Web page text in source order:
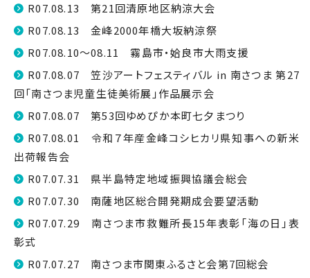
R07.08.13 第21回清原地区納涼大会
R07.08.13 金峰2000年橋大坂納涼祭
R07.08.10～08.11 霧島市・姶良市大雨支援
R07.08.07 笠沙アートフェスティバル in 南さつま 第27
回「南さつま児童生徒美術展」作品展示会
R07.08.07 第53回ゆめぴか本町七夕まつり
R07.08.01 令和７年産金峰コシヒカリ県知事への新米
出荷報告会
R07.07.31 県半島特定地域振興協議会総会
R07.07.30 南薩地区総合開発期成会要望活動
R07.07.29 南さつま市救難所長15年表彰「海の日」表
彰式
R07.07.27 南さつま市関東ふるさと会第7回総会